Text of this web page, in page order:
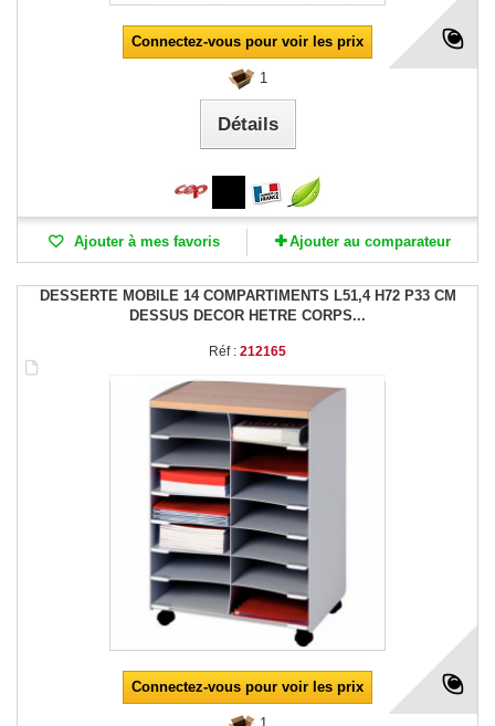
Connectez-vous pour voir les prix
1
Détails
Ajouter à mes favoris Ajouter au comparateur
DESSERTE MOBILE 14 COMPARTIMENTS L51,4 H72 P33 CM
DESSUS DECOR HETRE CORPS...
Réf : 212165
Connectez-vous pour voir les prix